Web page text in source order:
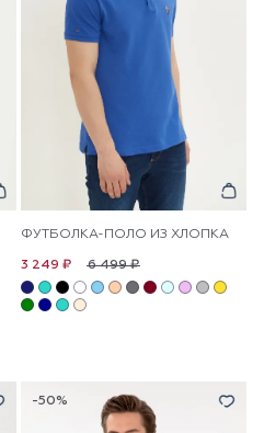
ФУТБОЛКА-ПОЛО ИЗ ХЛОПКА
6 499 ₽
3 249 ₽
-50%